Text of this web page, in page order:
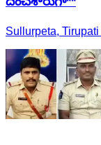
Sullurpeta,